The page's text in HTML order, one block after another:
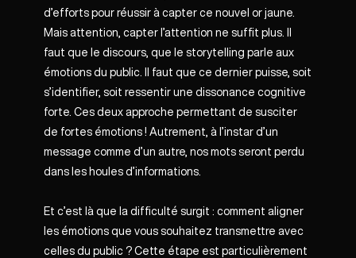
d’efforts pour réussir à capter ce nouvel or jaune.
Mais attention, capter l’attention ne suffit plus. Il
faut que le discours, que le storytelling parle aux
émotions du public. Il faut que ce dernier puisse, soit
s’identifier, soit ressentir une dissonance cognitive
forte. Ces deux approche permettant de susciter
de fortes émotions ! Autrement, à l’instar d’un
message comme d’un autre, nos mots seront perdu
dans les houles d’informations.
Et c’est là que la difficulté surgit : comment aligner
les émotions que vous souhaitez transmettre avec
celles du public ? Cette étape est particulièrement